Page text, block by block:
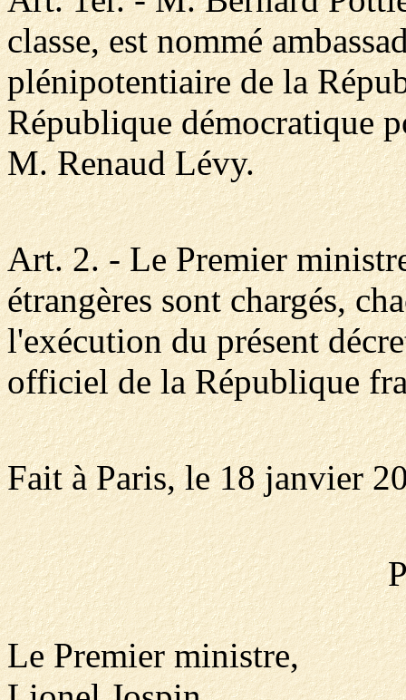
classe, est nommé
plénipotentiaire de la
République démocratique
M. Renaud Lévy.
Art. 2. - Le Premier
étrangères sont chargés,
l'exécution du présent
officiel de la République
Fait à Paris, le 18 janvier
Le Premier ministre,